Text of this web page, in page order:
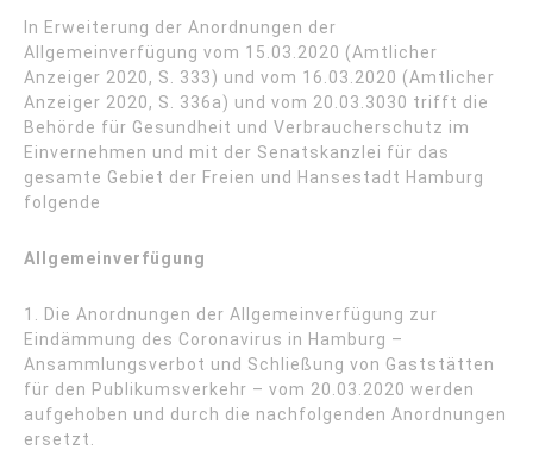
In Erweiterung der Anordnungen der
Allgemeinverfügung vom 15.03.2020 (Amtlicher
Anzeiger 2020, S. 333) und vom 16.03.2020 (Amtlicher
Anzeiger 2020, S. 336a) und vom 20.03.3030 trifft die
Behörde für Gesundheit und Verbraucherschutz im
Einvernehmen und mit der Senatskanzlei für das
gesamte Gebiet der Freien und Hansestadt Hamburg
folgende
Allgemeinverfügung
1. Die Anordnungen der Allgemeinverfügung zur
Eindämmung des Coronavirus in Hamburg –
Ansammlungsverbot und Schließung von Gaststätten
für den Publikumsverkehr – vom 20.03.2020 werden
aufgehoben und durch die nachfolgenden Anordnungen
ersetzt.